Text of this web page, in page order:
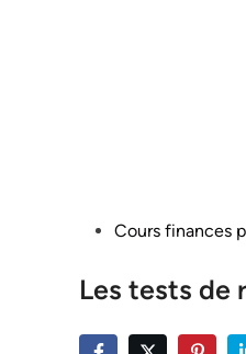
PostedCours finances
Les tests de